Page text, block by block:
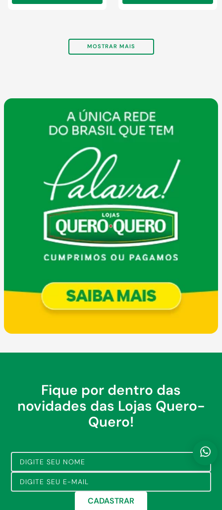
MOSTRAR MAIS
Fique por dentro das
novidades das Lojas Quero-
Quero!
CADASTRAR